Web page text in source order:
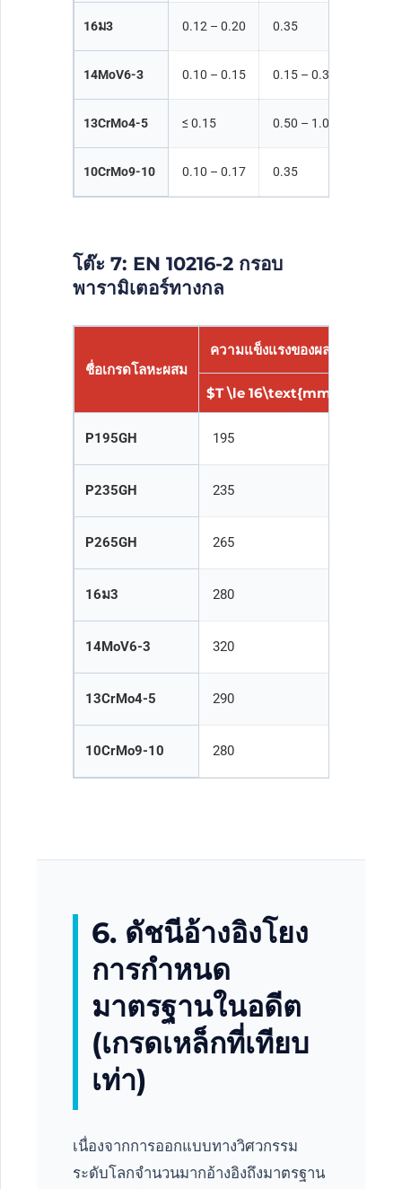
16ม3 0.12 – 0.20 0.35
14MoV6-3 0.10 – 0.15 0.15 – 0.35
13CrMo4-5 ≤0.15 0.50 – 1.00
10CrMo9-10 0.10 – 0.17 0.35
โต๊ะ 7: EN 10216-2 กรอบ
พารามิเตอร์ทางกล
ชื่อเกรดโลหะผสม
ความแข็งแรงของผลผลิตขั้นต่ำ
$T \le 16\text{mm}$
P195GH 195
P235GH 235
P265GH 265
16ม3 280
14MoV6-3 320
13CrMo4-5 290
10CrMo9-10 280
6. ดัชนีอ้างอิงโยง
การกำหนด
มาตรฐานในอดีต
(เกรดเหล็กที่เทียบ
เท่า)
เนื่องจากการออกแบบทางวิศวกรรม
ระดับโลกจำนวนมากอ้างอิงถึงมาตรฐาน